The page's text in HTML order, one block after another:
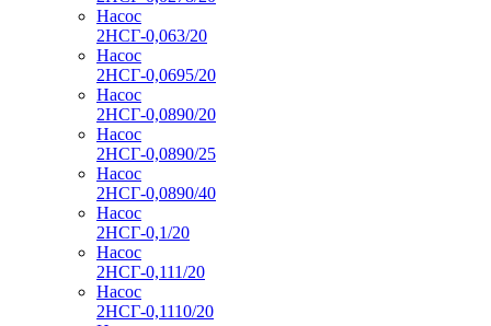
Насос
2НСГ-0,063/20
Насос
2НСГ-0,0695/20
Насос
2НСГ-0,0890/20
Насос
2НСГ-0,0890/25
Насос
2НСГ-0,0890/40
Насос
2НСГ-0,1/20
Насос
2НСГ-0,111/20
Насос
2НСГ-0,1110/20